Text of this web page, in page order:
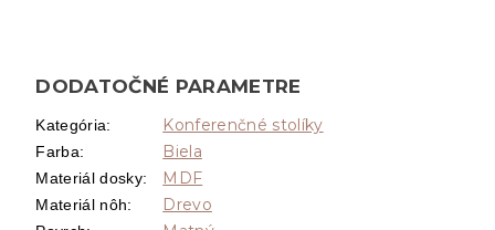
DODATOČNÉ PARAMETRE
Kategória: Konferenčné stolíky
Farba: Biela
Materiál dosky: MDF
Materiál nôh: Drevo